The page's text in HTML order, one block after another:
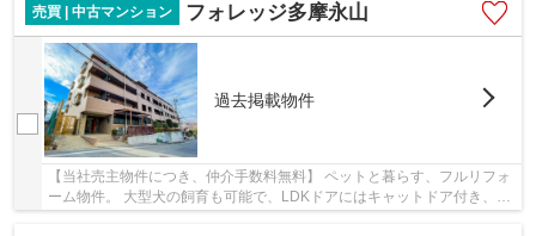
売買 | 中古マンション
フォレッジ多摩永山
過去掲載物件
【当社売主物件につき、仲介手数料無料】 ペットと暮らす、フルリフォ
ーム物件。 大型犬の飼育も可能で、LDKドアにはキャットドア付き、共